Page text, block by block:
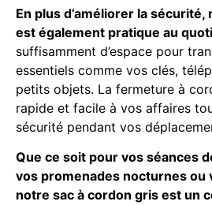
En plus d’améliorer la
est également pratique au
suffisamment d’espace pour
essentiels comme vos clés,
petits objets. La fermeture à
rapide et facile à vos affaires
sécurité pendant vos
Que ce soit pour vos séances
vos promenades nocturnes ou
notre sac à cordon gris est un